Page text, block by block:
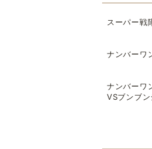
スーパー戦
ナンバーワ
ナンバーワ
VSブンブン